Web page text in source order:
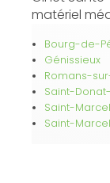
matériel
Bourg-de-
Génissieux
Romans-
Saint-
Saint-
Saint-